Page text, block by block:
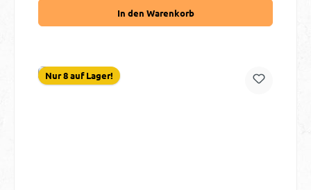
In den Warenkorb
Nur 8 auf Lager!